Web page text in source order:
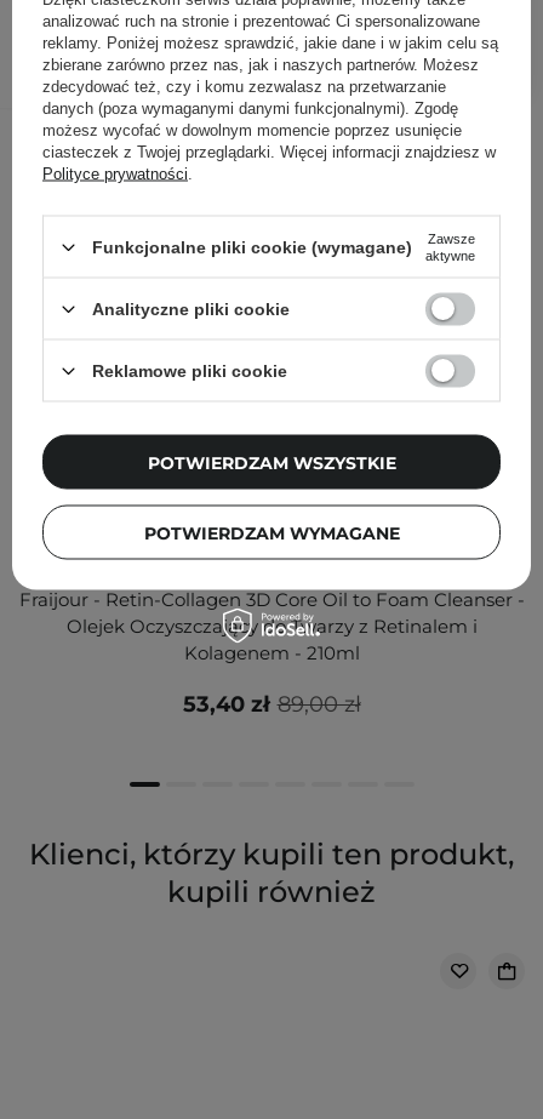
DODAJ DO KOSZYKA
Inni klienci sprawdzali również
PROMOCJA
Fraijour - Retin-Collagen 3D Core Oil to Foam Cleanser -
Olejek Oczyszczający do Twarzy z Retinalem i
Kolagenem - 210ml
89,00 zł
53,40 zł
Klienci, którzy kupili ten produkt,
kupili również
analizować ruch na stronie i prezentować Ci spersonalizowane
reklamy. Poniżej możesz sprawdzić, jakie dane i w jakim celu są
zbierane zarówno przez nas, jak i naszych partnerów. Możesz
zdecydować też, czy i komu zezwalasz na przetwarzanie
danych (poza wymaganymi danymi funkcjonalnymi). Zgodę
możesz wycofać w dowolnym momencie poprzez usunięcie
ciasteczek z Twojej przeglądarki. Więcej informacji znajdziesz w
Polityce prywatności
Funkcjonalne pliki cookie (wymagane)
Zawsze
aktywne
Analityczne pliki cookie
Reklamowe pliki cookie
POTWIERDZAM WYMAGANE
POTWIERDZAM WSZYSTKIE